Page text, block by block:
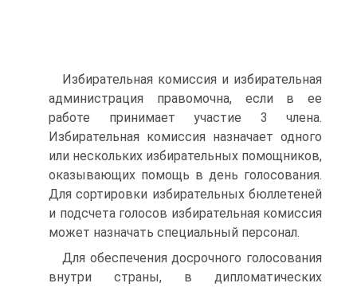
Избирательная комиссия и избирательная
администрация правомочна, если в ее
работе принимает участие 3 члена.
Избирательная комиссия назначает одного
или нескольких избирательных помощников,
оказывающих помощь в день голосования.
Для сортировки избирательных бюллетеней
и подсчета голосов избирательная комиссия
может назначать специальный персонал.
Для обеспечения досрочного голосования
внутри страны, в дипломатических